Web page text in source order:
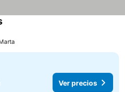
precios
Ver precios
Ver precios